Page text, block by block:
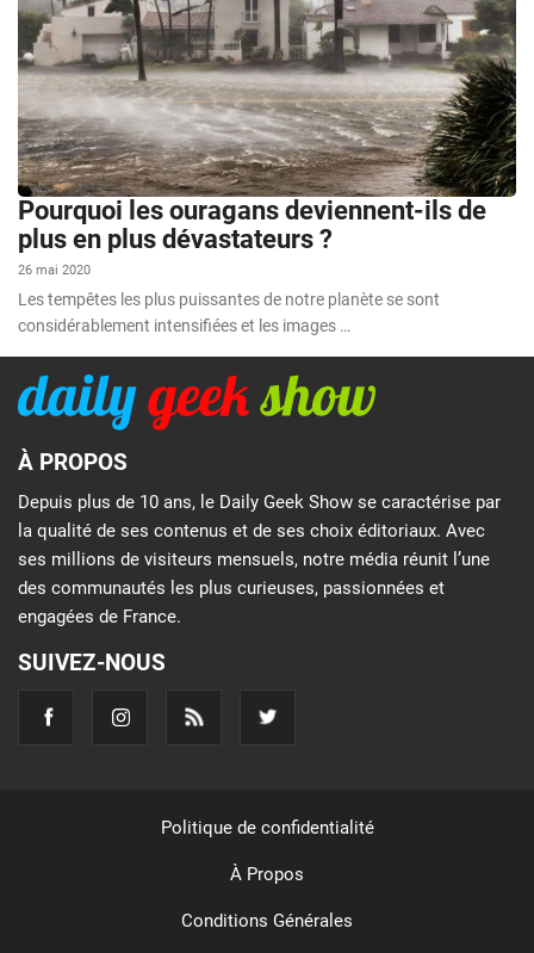
Pourquoi les ouragans deviennent-ils de
plus en plus dévastateurs ?
26 mai 2020
Les tempêtes les plus puissantes de notre planète se sont
considérablement intensifiées et les images …
À PROPOS
Depuis plus de 10 ans, le Daily Geek Show se caractérise par
la qualité de ses contenus et de ses choix éditoriaux. Avec
ses millions de visiteurs mensuels, notre média réunit l’une
des communautés les plus curieuses, passionnées et
engagées de France.
SUIVEZ-NOUS
Politique de confidentialité
À Propos
Conditions Générales